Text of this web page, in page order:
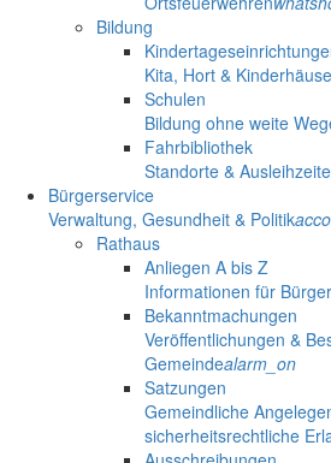
Bildung
Kita, Hort &
Schulen
Bildung ohne weite
Fahrbibliothek
Standorte &
Bürgerservice
Verwaltung, Gesundheit & Politik
Rathaus
Anliegen A bis Z
Informationen für Bürger
Bekanntmachungen
Veröffentlichungen &
Gemeindealarm_on
Satzungen
Gemeindliche
sicherheitsrechtliche